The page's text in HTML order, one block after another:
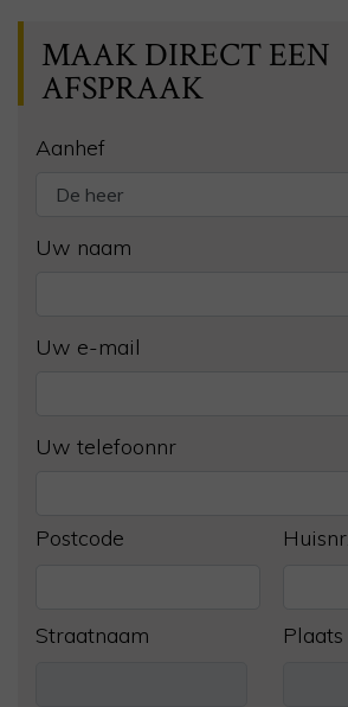
MAAK DIRECT EEN
AFSPRAAK
Aanhef
Uw naam
Uw e-mail
Uw telefoonnr
Postcode Huisnr.
Straatnaam Plaats